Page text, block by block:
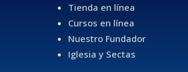
Tienda en línea
Cursos en línea
Nuestro Fundador
Iglesia y Sectas